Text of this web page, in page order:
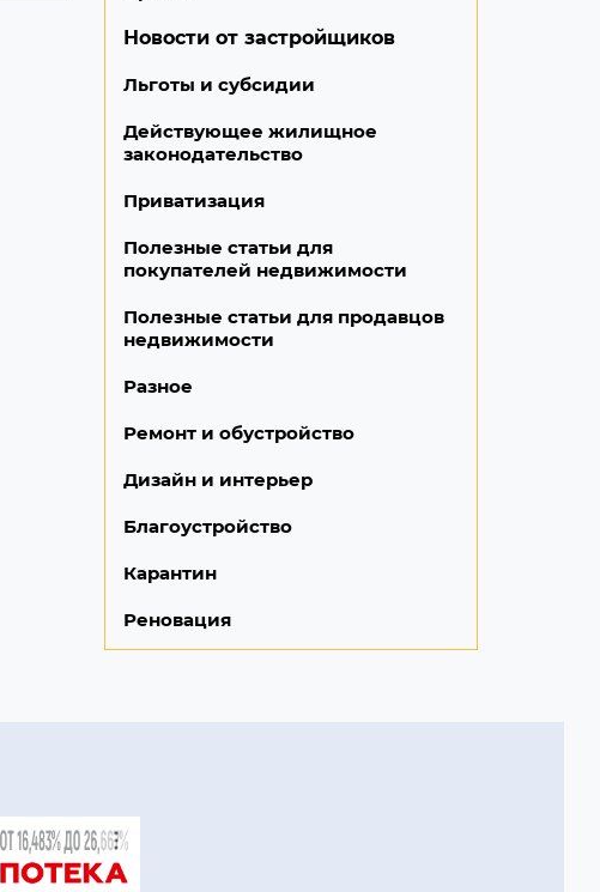
Новости от застройщиков
Льготы и субсидии
Действующее жилищное
законодательство
Приватизация
Полезные статьи для
покупателей недвижимости
Полезные статьи для продавцов
недвижимости
Разное
Ремонт и обустройство
Дизайн и интерьер
Благоустройство
Карантин
Реновация